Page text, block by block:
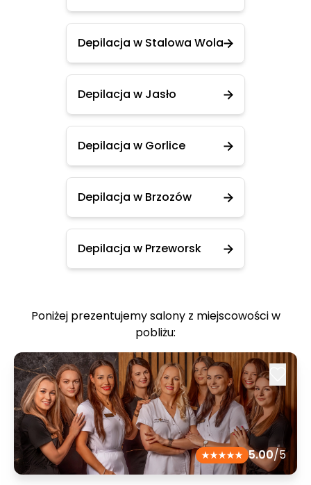
Depilacja w Stalowa Wola
Depilacja w Jasło
Depilacja w Gorlice
Depilacja w Brzozów
Depilacja w Przeworsk
Poniżej prezentujemy salony z miejscowości w
pobliżu:
5.00/5